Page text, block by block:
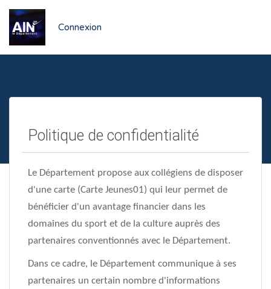
Connexion
Politique de confidentialité
Le Département propose aux collégiens de disposer
d'une carte (Carte Jeunes01) qui leur permet de
bénéficier d'un avantage financier dans les
domaines du sport et de la culture auprès des
partenaires conventionnés avec le Département.
Dans ce cadre, le Département communique à ses
partenaires un certain nombre d'informations